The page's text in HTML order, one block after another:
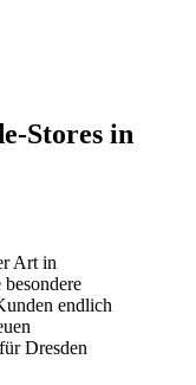
Stores in
Art in
endlich
Dresden